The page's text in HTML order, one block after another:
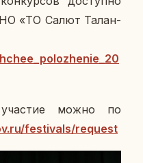
«ТО Салют Та­лан­
можно по
festivals/request